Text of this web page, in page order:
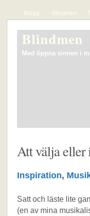
Blogg
Blindmen
presenterar
The Hyper
Actives
Blindmen
Med öppna sinnen i
Att välja eller
Inspiration,
Satt och läste lite
(en av mina